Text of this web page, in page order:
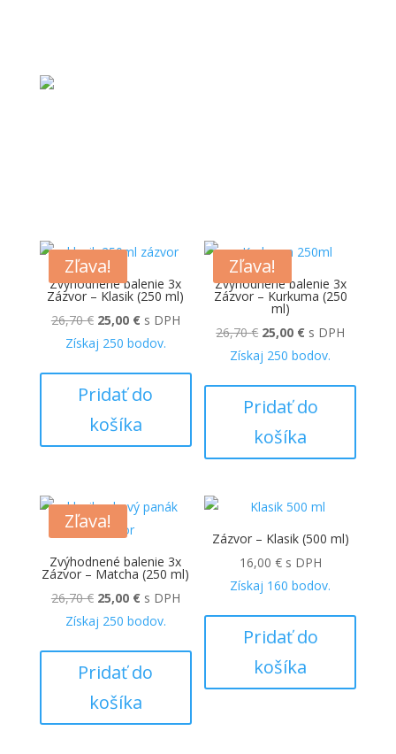
Zľava!
Zvýhodnené balenie 3x
Zázvor – Klasik (250 ml)
26,70€ Pôvodná
cena
26,70 €.
25,00 €Aktuálna
cena
25,00 €.
s DPH
Získaj 250 bodov.
Pridať do
košíka
Zľava!
Zvýhodnené balenie 3x
Zázvor – Kurkuma (250
ml)
26,70€ Pôvodná
cena
26,70 €.
25,00 €Aktuálna
cena
25,00 €.
s DPH
Získaj 250 bodov.
Pridať do
košíka
Zľava!
Zvýhodnené balenie 3x
Zázvor – Matcha (250 ml)
26,70€ Pôvodná
cena
26,70 €.
25,00 €Aktuálna
cena
25,00 €.
s DPH
Získaj 250 bodov.
Pridať do
košíka
Zázvor – Klasik (500 ml)
16,00 € s DPH
Získaj 160 bodov.
Pridať do
košíka